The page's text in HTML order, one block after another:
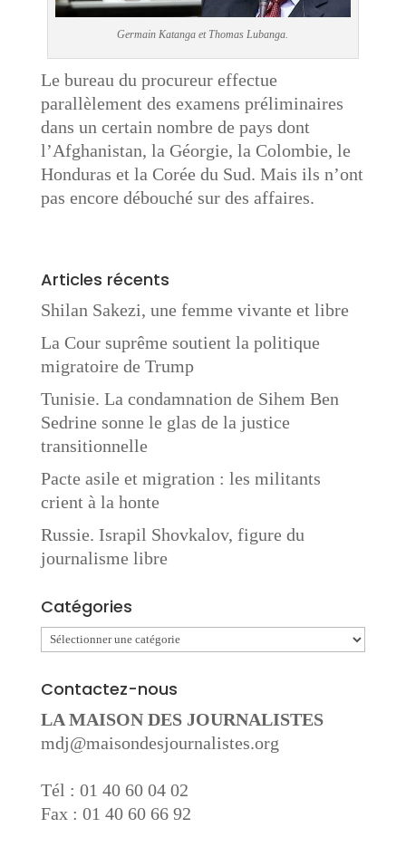
Germain Katanga et Thomas Lubanga.
Le bureau du procureur effectue
parallèlement des examens préliminaires
dans un certain nombre de pays dont
l’Afghanistan, la Géorgie, la Colombie, le
Honduras et la Corée du Sud. Mais ils n’ont
pas encore débouché sur des affaires.
Articles récents
Shilan Sakezi, une femme vivante et libre
La Cour suprême soutient la politique
migratoire de Trump
Tunisie. La condamnation de Sihem Ben
Sedrine sonne le glas de la justice
transitionnelle
Pacte asile et migration : les militants
crient à la honte
Russie. Israpil Shovkalov, figure du
journalisme libre
Catégories
Catégories
Contactez-nous
LA MAISON DES JOURNALISTES
mdj@maisondesjournalistes.org
Tél : 01 40 60 04 02
Fax : 01 40 60 66 92